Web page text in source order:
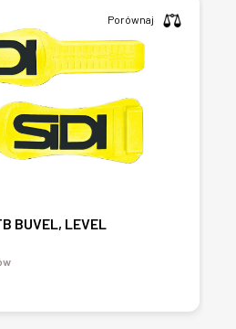
BUVEL, LEVEL
Porównaj